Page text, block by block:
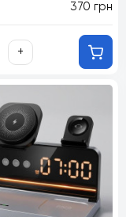
370 грн
+